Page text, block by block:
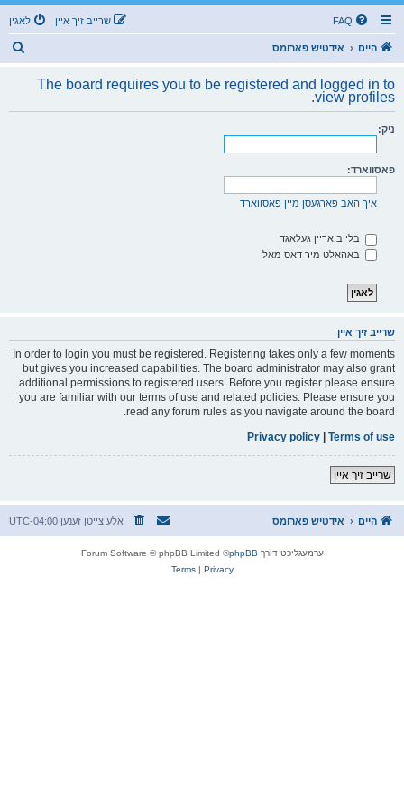
FAQ לאגין שרייב זיך איין
היים אידטיש פארומס
The board requires you to be registered and logged in to
view profiles.
ניק:
פאסווארד:
איך האב פארגעסן מיין פאסווארד
בלייב אריין געלאגד
באהאלט מיר דאס מאל
שרייב זיך איין
In order to login you must be registered. Registering takes only a few moments
but gives you increased capabilities. The board administrator may also grant
additional permissions to registered users. Before you register please ensure
you are familiar with our terms of use and related policies. Please ensure you
read any forum rules as you navigate around the board.
Terms of use
|
Privacy policy
שרייב זיך איין
היים אידטיש פארומס אלע צייטן זענען UTC-04:00
ערמעגליכט דורך phpBB
® Forum Software © phpBB Limited
Privacy
|
Terms